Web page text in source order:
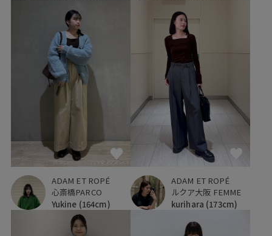
ADAM ET ROPÉ
心斎橋PARCO
Yukine (164cm)
ADAM ET ROPÉ
ルクア大阪 FEMME
kurihara (173cm)